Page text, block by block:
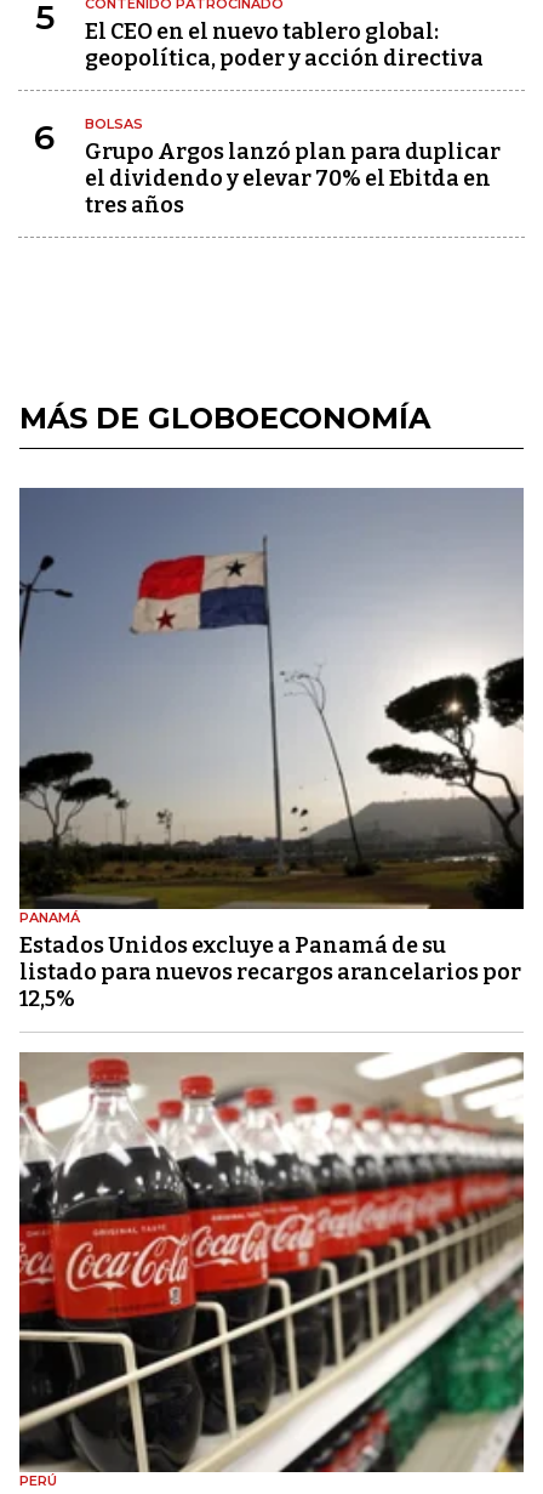
5 CONTENIDO PATROCINADO
El CEO en el nuevo tablero global:
geopolítica, poder y acción directiva
6 BOLSAS
Grupo Argos lanzó plan para duplicar
el dividendo y elevar 70% el Ebitda en
tres años
MÁS DE GLOBOECONOMÍA
PANAMÁ
Estados Unidos excluye a Panamá de su
listado para nuevos recargos arancelarios por
12,5%
PERÚ